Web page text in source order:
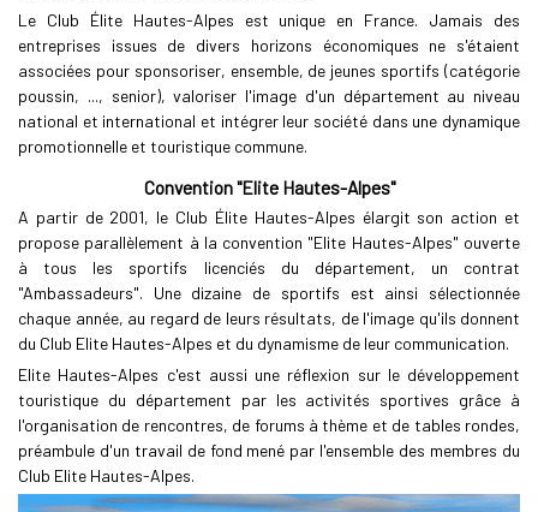
Le Club Élite Hautes-Alpes est unique en France. Jamais des
entreprises issues de divers horizons économiques ne s'étaient
associées pour sponsoriser, ensemble, de jeunes sportifs (catégorie
poussin, ..., senior), valoriser l'image d'un département au niveau
national et international et intégrer leur société dans une dynamique
promotionnelle et touristique commune.
Convention "Elite Hautes-Alpes"
A partir de 2001, le Club Élite Hautes-Alpes élargit son action et
propose parallèlement à la convention "Elite Hautes-Alpes" ouverte
à tous les sportifs licenciés du département, un contrat
"Ambassadeurs". Une dizaine de sportifs est ainsi sélectionnée
chaque année, au regard de leurs résultats, de l'image qu'ils donnent
du Club Elite Hautes-Alpes et du dynamisme de leur communication.
Elite Hautes-Alpes c'est aussi une réflexion sur le développement
touristique du département par les activités sportives grâce à
l'organisation de rencontres, de forums à thème et de tables rondes,
préambule d'un travail de fond mené par l'ensemble des membres du
Club Elite Hautes-Alpes.